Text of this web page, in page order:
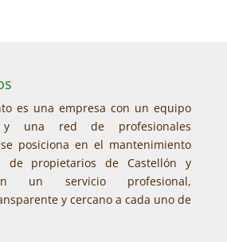
es una empresa con un equipo
y una red de profesionales
posiciona en el mantenimiento
de propietarios de Castellón y
un servicio profesional,
y cercano a cada uno de